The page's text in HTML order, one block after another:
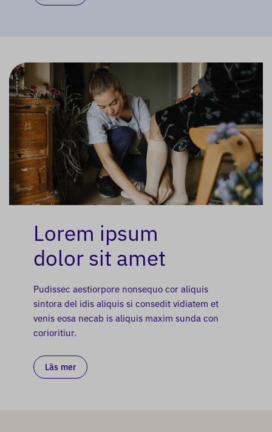
Lorem ipsum
dolor sit amet
Pudissec aestiorpore nonsequo cor aliquis
sintora del idis aliquis si consedit vidiatem et
venis eosa necab is aliquis maxim sunda con
corioritiur.
Läs mer